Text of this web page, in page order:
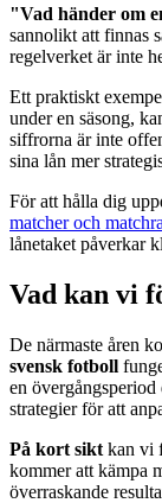
"Vad händer om
sannolikt att finnas
regelverket är inte
Ett praktiskt
under en säsong,
siffrorna är inte
sina lån mer
För att hålla dig
matcher och
lånetaket påverkar
Vad kan vi
De närmaste åren
svensk fotboll
en
strategier för att
På kort sikt kan vi
kommer att kämpa
överraskande